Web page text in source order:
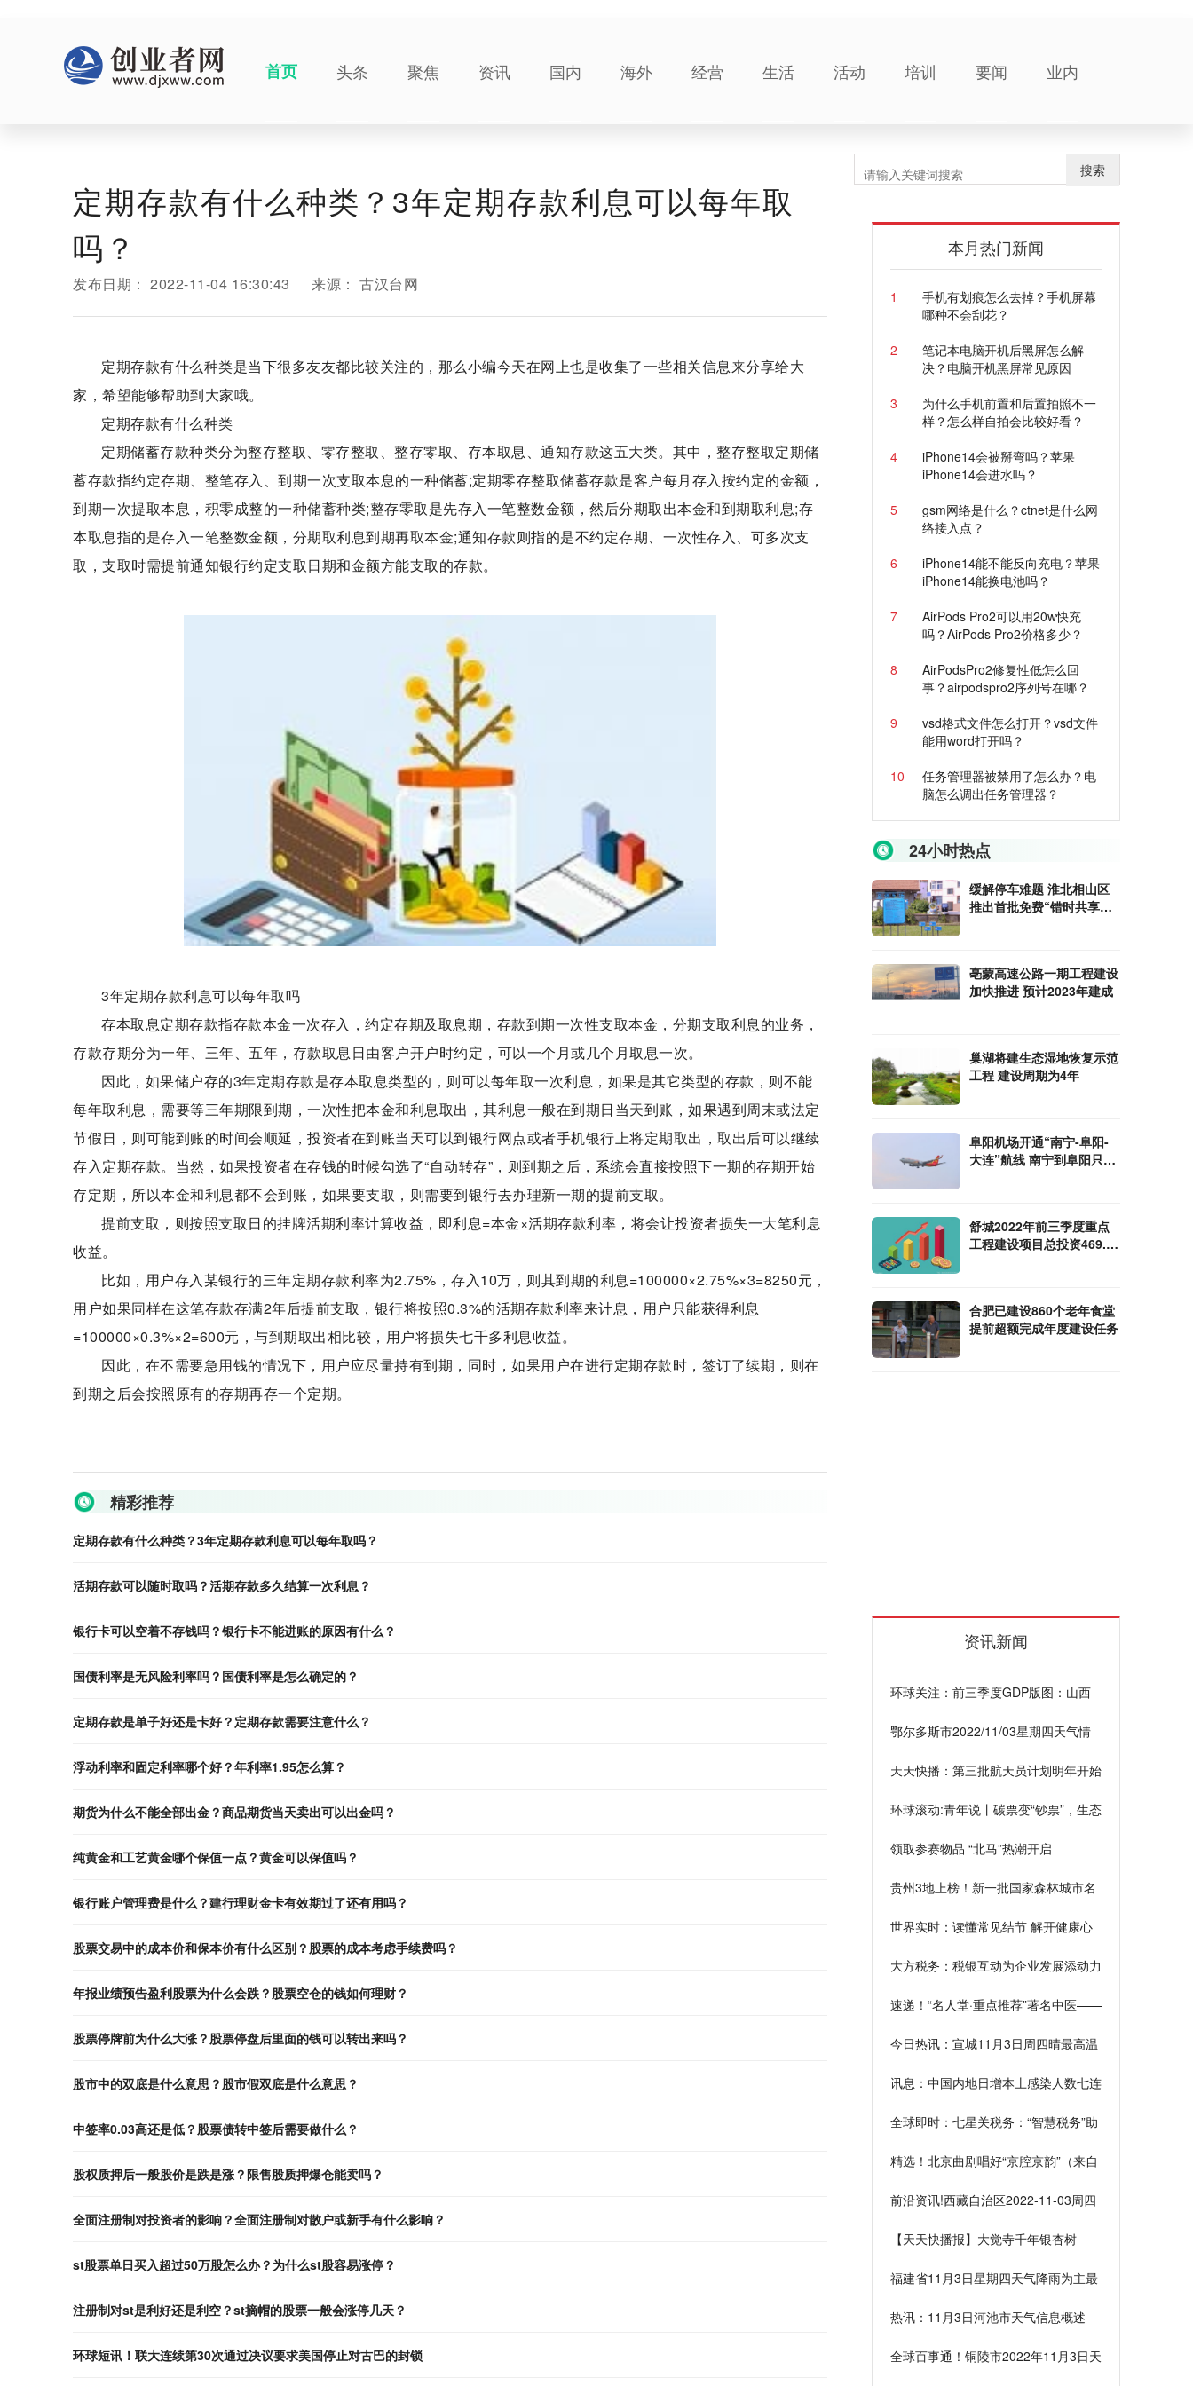
首页 头条 聚焦 资讯 国内 海外 经营 生活 活动 培训 要闻 业内
定期存款有什么种类？3年定期存款利息可以每年取
吗？
发布日期： 2022-11-04 16:30:43 来源： 古汉台网
定期存款有什么种类是当下很多友友都比较关注的，那么小编今天在网上也是收集了一些相关信息来分享给大
家，希望能够帮助到大家哦。
定期存款有什么种类
定期储蓄存款种类分为整存整取、零存整取、整存零取、存本取息、通知存款这五大类。其中，整存整取定期储
蓄存款指约定存期、整笔存入、到期一次支取本息的一种储蓄;定期零存整取储蓄存款是客户每月存入按约定的金额，
到期一次提取本息，积零成整的一种储蓄种类;整存零取是先存入一笔整数金额，然后分期取出本金和到期取利息;存
本取息指的是存入一笔整数金额，分期取利息到期再取本金;通知存款则指的是不约定存期、一次性存入、可多次支
取，支取时需提前通知银行约定支取日期和金额方能支取的存款。
3年定期存款利息可以每年取吗
存本取息定期存款指存款本金一次存入，约定存期及取息期，存款到期一次性支取本金，分期支取利息的业务，
存款存期分为一年、三年、五年，存款取息日由客户开户时约定，可以一个月或几个月取息一次。
因此，如果储户存的3年定期存款是存本取息类型的，则可以每年取一次利息，如果是其它类型的存款，则不能
每年取利息，需要等三年期限到期，一次性把本金和利息取出，其利息一般在到期日当天到账，如果遇到周末或法定
节假日，则可能到账的时间会顺延，投资者在到账当天可以到银行网点或者手机银行上将定期取出，取出后可以继续
存入定期存款。当然，如果投资者在存钱的时候勾选了“自动转存”，则到期之后，系统会直接按照下一期的存期开始
存定期，所以本金和利息都不会到账，如果要支取，则需要到银行去办理新一期的提前支取。
提前支取，则按照支取日的挂牌活期利率计算收益，即利息=本金×活期存款利率，将会让投资者损失一大笔利息
收益。
比如，用户存入某银行的三年定期存款利率为2.75%，存入10万，则其到期的利息=100000×2.75%×3=8250元，
用户如果同样在这笔存款存满2年后提前支取，银行将按照0.3%的活期存款利率来计息，用户只能获得利息
=100000×0.3%×2=600元，与到期取出相比较，用户将损失七千多利息收益。
因此，在不需要急用钱的情况下，用户应尽量持有到期，同时，如果用户在进行定期存款时，签订了续期，则在
到期之后会按照原有的存期再存一个定期。
精彩推荐
定期存款有什么种类？3年定期存款利息可以每年取吗？
活期存款可以随时取吗？活期存款多久结算一次利息？
银行卡可以空着不存钱吗？银行卡不能进账的原因有什么？
国债利率是无风险利率吗？国债利率是怎么确定的？
定期存款是单子好还是卡好？定期存款需要注意什么？
浮动利率和固定利率哪个好？年利率1.95怎么算？
期货为什么不能全部出金？商品期货当天卖出可以出金吗？
纯黄金和工艺黄金哪个保值一点？黄金可以保值吗？
银行账户管理费是什么？建行理财金卡有效期过了还有用吗？
股票交易中的成本价和保本价有什么区别？股票的成本考虑手续费吗？
年报业绩预告盈利股票为什么会跌？股票空仓的钱如何理财？
股票停牌前为什么大涨？股票停盘后里面的钱可以转出来吗？
股市中的双底是什么意思？股市假双底是什么意思？
中签率0.03高还是低？股票债转中签后需要做什么？
股权质押后一般股价是跌是涨？限售股质押爆仓能卖吗？
全面注册制对投资者的影响？全面注册制对散户或新手有什么影响？
st股票单日买入超过50万股怎么办？为什么st股容易涨停？
注册制对st是利好还是利空？st摘帽的股票一般会涨停几天？
环球短讯！联大连续第30次通过决议要求美国停止对古巴的封锁
搜索
本月热门新闻
1
手机有划痕怎么去掉？手机屏幕
哪种不会刮花？
2
笔记本电脑开机后黑屏怎么解
决？电脑开机黑屏常见原因
3
为什么手机前置和后置拍照不一
样？怎么样自拍会比较好看？
4
iPhone14会被掰弯吗？苹果
iPhone14会进水吗？
5
gsm网络是什么？ctnet是什么网
络接入点？
6
iPhone14能不能反向充电？苹果
iPhone14能换电池吗？
7
AirPods Pro2可以用20w快充
吗？AirPods Pro2价格多少？
8
AirPodsPro2修复性低怎么回
事？airpodspro2序列号在哪？
9
vsd格式文件怎么打开？vsd文件
能用word打开吗？
10
任务管理器被禁用了怎么办？电
脑怎么调出任务管理器？
24小时热点
缓解停车难题 淮北相山区
推出首批免费“错时共享车
亳蒙高速公路一期工程建设
加快推进 预计2023年建成
巢湖将建生态湿地恢复示范
工程 建设周期为4年
阜阳机场开通“南宁-阜阳-
大连”航线 南宁到阜阳只需
舒城2022年前三季度重点
工程建设项目总投资469.76
合肥已建设860个老年食堂
提前超额完成年度建设任务
资讯新闻
环球关注：前三季度GDP版图：山西
鄂尔多斯市2022/11/03星期四天气情
天天快播：第三批航天员计划明年开始
环球滚动:青年说丨碳票变“钞票”，生态
领取参赛物品 “北马”热潮开启
贵州3地上榜！新一批国家森林城市名
世界实时：读懂常见结节 解开健康心
大方税务：税银互动为企业发展添动力
速递！“名人堂·重点推荐”著名中医——
今日热讯：宣城11月3日周四晴最高温
讯息：中国内地日增本土感染人数七连
全球即时：七星关税务：“智慧税务”助
精选！北京曲剧唱好“京腔京韵”（来自
前沿资讯!西藏自治区2022-11-03周四
【天天快播报】大觉寺千年银杏树
福建省11月3日星期四天气降雨为主最
热讯：11月3日河池市天气信息概述
全球百事通！铜陵市2022年11月3日天